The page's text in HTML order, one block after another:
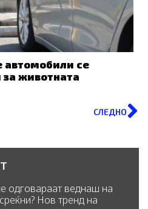
автомобили се
животната
СЛЕДНО
одговараат веднаш на
Нов тренд на